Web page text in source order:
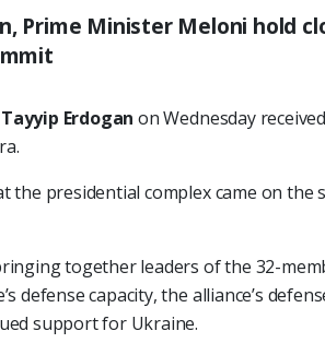
Prime Minister Meloni hold
Erdogan on Wednesday
the presidential complex came on the
together leaders of the 32-
defense capacity, the alliance’s
support for Ukraine.